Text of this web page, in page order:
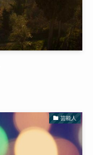
芸能人